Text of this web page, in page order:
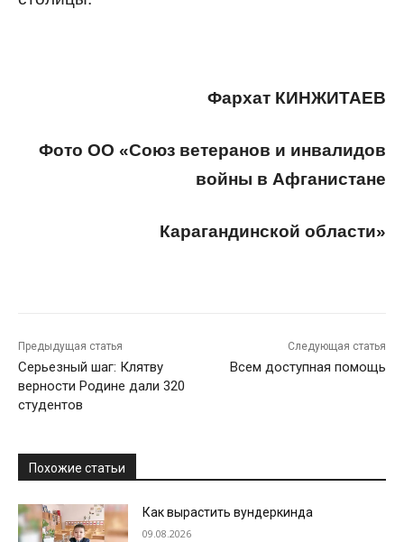
Фархат КИНЖИТАЕВ
Фото ОО «Союз ветеранов и инвалидов
войны в Афганистане
Карагандинской области»
Предыдущая статья
Серьезный шаг: Клятву
верности Родине дали 320
студентов
Следующая статья
Всем доступная помощь
Похожие статьи
Как вырастить вундеркинда
09.08.2026